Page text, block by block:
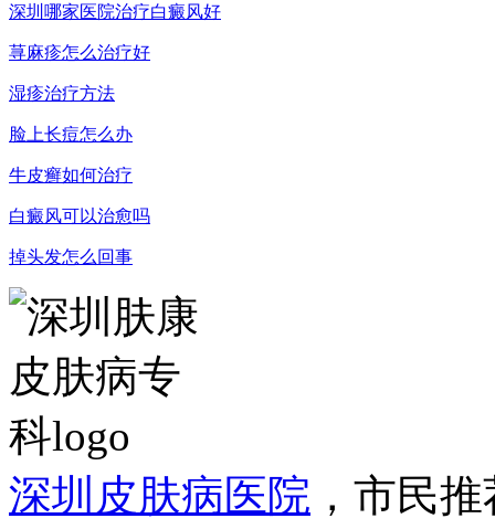
深圳哪家医院治疗白癜风好
荨麻疹怎么治疗好
湿疹治疗方法
脸上长痘怎么办
牛皮癣如何治疗
白癜风可以治愈吗
掉头发怎么回事
深圳皮肤病医院 ，市民